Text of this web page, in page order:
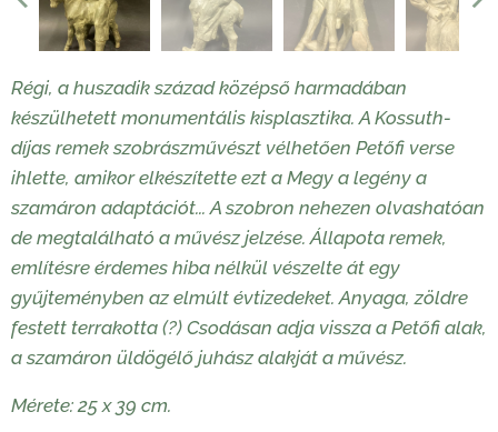
Régi, a huszadik század középső harmadában
készülhetett monumentális kisplasztika. A Kossuth-
díjas remek szobrászművészt vélhetően Petőfi verse
ihlette, amikor elkészítette ezt a Megy a legény a
szamáron adaptációt... A szobron nehezen olvashatóan
de megtalálható a művész jelzése. Állapota remek,
említésre érdemes hiba nélkül vészelte át egy
gyűjteményben az elmúlt évtizedeket. Anyaga, zöldre
festett terrakotta (?) Csodásan adja vissza a Petőfi alak,
a szamáron üldögélő juhász alakját a művész.
Mérete: 25 x 39 cm.